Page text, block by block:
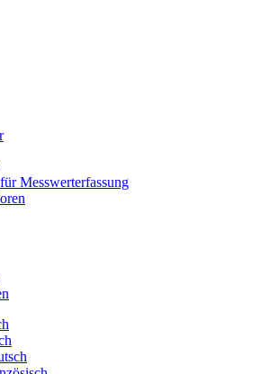
Messwerterfassung